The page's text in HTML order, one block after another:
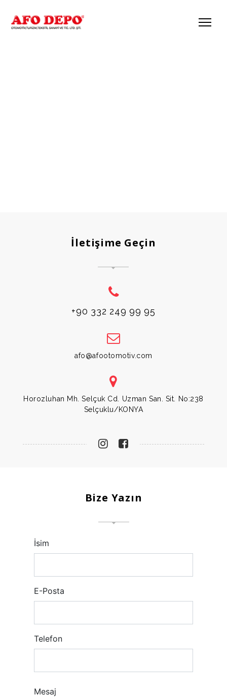
İletişime Geçin
+90 332 249 99 95
afo@afootomotiv.com
Horozluhan Mh. Selçuk Cd. Uzman San. Sit. No:238
Selçuklu/KONYA
Bize Yazın
İsim
E-Posta
Telefon
Mesaj